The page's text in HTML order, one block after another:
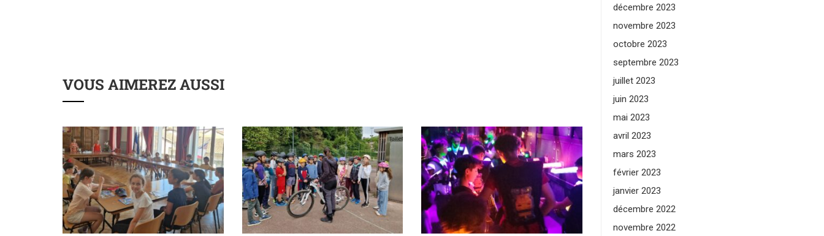
VOUS AIMEREZ AUSSI
décembre 2023
novembre 2023
octobre 2023
septembre 2023
juillet 2023
juin 2023
mai 2023
avril 2023
mars 2023
février 2023
janvier 2023
décembre 2022
novembre 2022